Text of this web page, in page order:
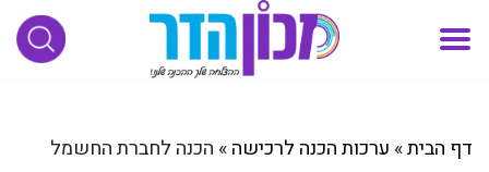
דף הבית» ערכות הכנה לרכישה» הכנה לחברת החשמל